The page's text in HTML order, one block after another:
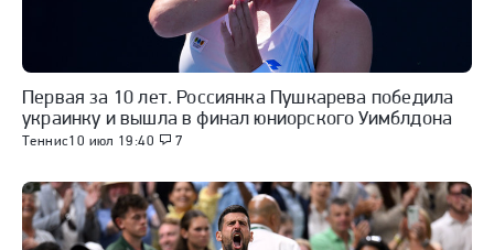
Теннис10 июл 19:40 7
Первая за 10 лет. Россиянка Пушкарева победила
украинку и вышла в финал юниорского Уимблдона